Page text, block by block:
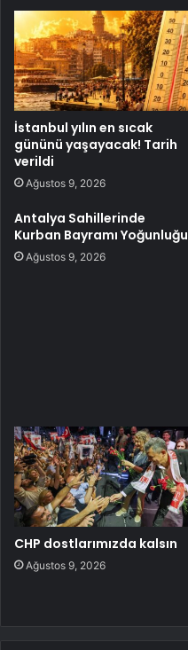
İstanbul yılın en sıcak
gününü yaşayacak! Tarih
verildi
Ağustos 9, 2026
Antalya Sahillerinde
Kurban Bayramı Yoğunluğu
Ağustos 9, 2026
CHP dostlarımızda kalsın
Ağustos 9, 2026